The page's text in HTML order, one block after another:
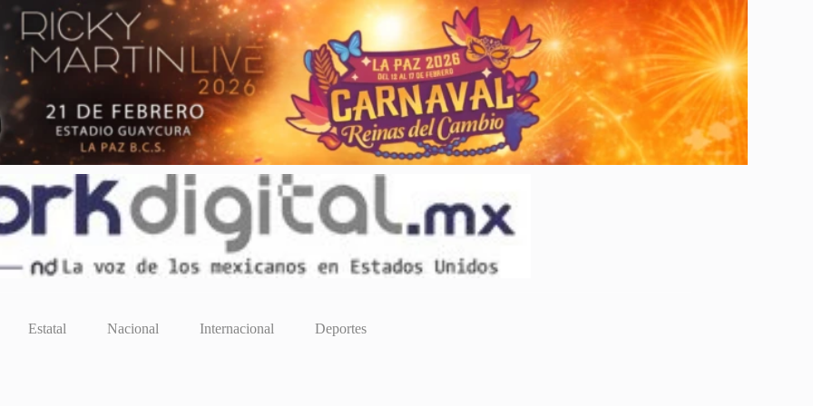
Estatal Nacional Internacional Deportes